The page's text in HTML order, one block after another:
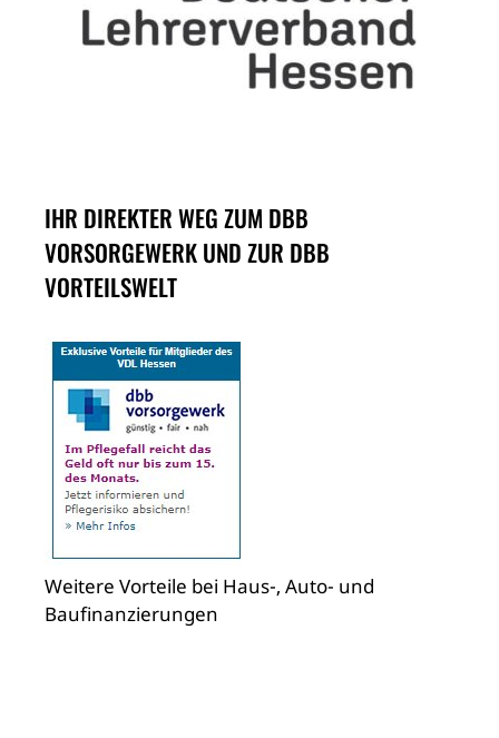
IHR DIREKTER WEG ZUM DBB
VORSORGEWERK UND ZUR DBB
VORTEILSWELT
Weitere Vorteile bei Haus-, Auto- und
Baufinanzierungen